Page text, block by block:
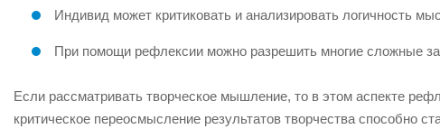
Индивид может критиковать и анализировать логичность
При помощи рефлексии можно разрешить многие сложные
Если рассматривать творческое мышление, то в этом аспекте
критическое переосмысление результатов творчества способно